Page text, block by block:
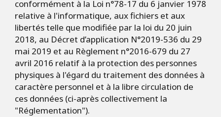
conformément à la Loi n°78-17 du 6 janvier 1978
relative à l'informatique, aux fichiers et aux
libertés telle que modifiée par la loi du 20 juin
2018, au Décret d’application N°2019-536 du 29
mai 2019 et au Règlement n°2016-679 du 27
avril 2016 relatif à la protection des personnes
physiques à l'égard du traitement des données à
caractère personnel et à la libre circulation de
ces données (ci-après collectivement la
"Réglementation").